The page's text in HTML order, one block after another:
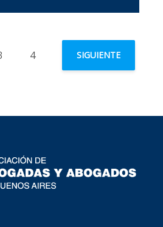
4 SIGUIENTE